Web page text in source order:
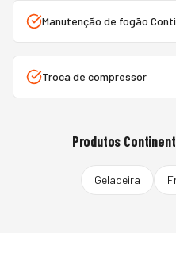
Manutenção de fogão
Troca de compressor
Produtos
Geladeira